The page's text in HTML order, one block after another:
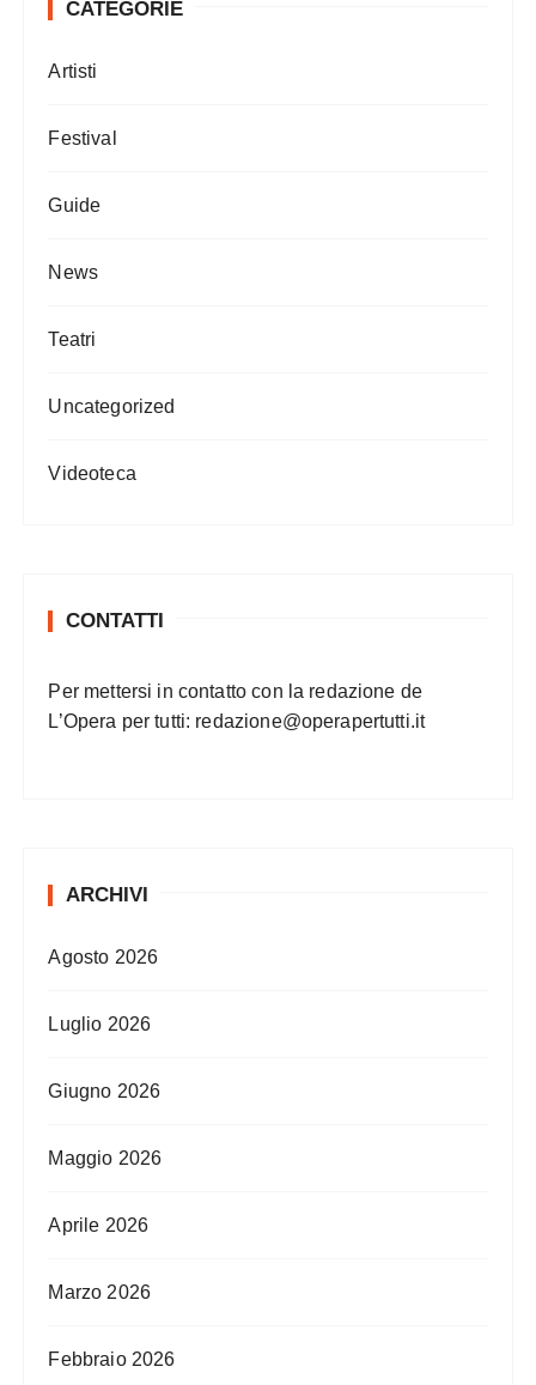
CATEGORIE
Artisti
Festival
Guide
News
Teatri
Uncategorized
Videoteca
CONTATTI
Per mettersi in contatto con la redazione de
L’Opera per tutti: redazione@operapertutti.it
ARCHIVI
Agosto 2026
Luglio 2026
Giugno 2026
Maggio 2026
Aprile 2026
Marzo 2026
Febbraio 2026